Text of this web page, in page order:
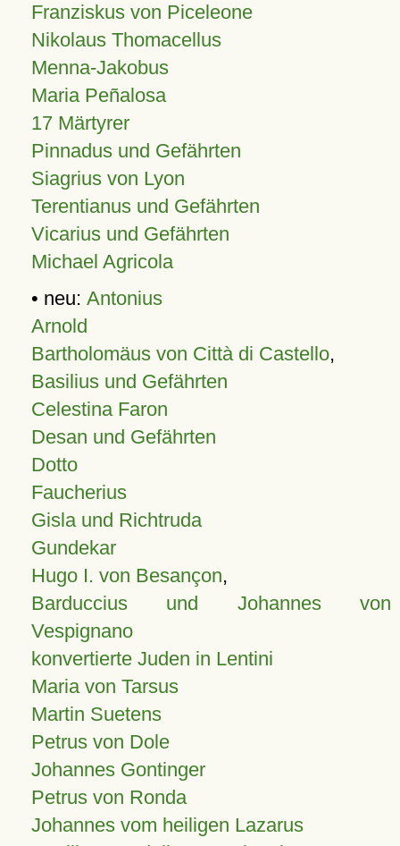
Franziskus von Piceleone
Nikolaus Thomacellus
Menna-Jakobus
Maria Peñalosa
17 Märtyrer
Pinnadus und Gefährten
Siagrius von Lyon
Terentianus und Gefährten
Vicarius und Gefährten
Michael Agricola
• neu: Antonius
Arnold
Bartholomäus von Città di Castello,
Basilius und Gefährten
Celestina Faron
Desan und Gefährten
Dotto
Faucherius
Gisla und Richtruda
Gundekar
Hugo I. von Besançon,
Barduccius und Johannes von
Vespignano
konvertierte Juden in Lentini
Maria von Tarsus
Martin Suetens
Petrus von Dole
Johannes Gontinger
Petrus von Ronda
Johannes vom heiligen Lazarus